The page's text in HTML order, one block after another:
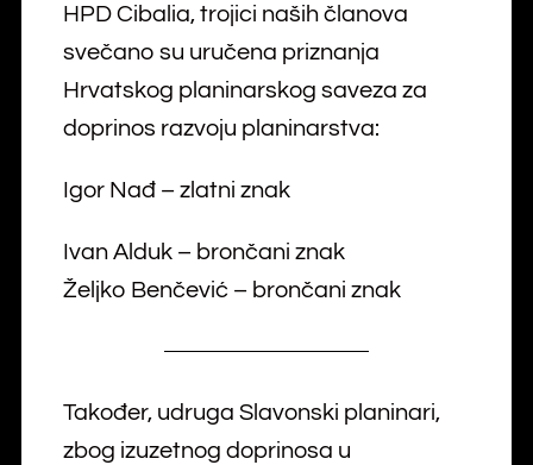
HPD Cibalia, trojici naših članova
svečano su uručena priznanja
Hrvatskog planinarskog saveza za
doprinos razvoju planinarstva:
Igor Nađ – zlatni znak
Ivan Alduk – brončani znak
Željko Benčević – brončani znak
Također, udruga Slavonski planinari,
zbog izuzetnog doprinosa u